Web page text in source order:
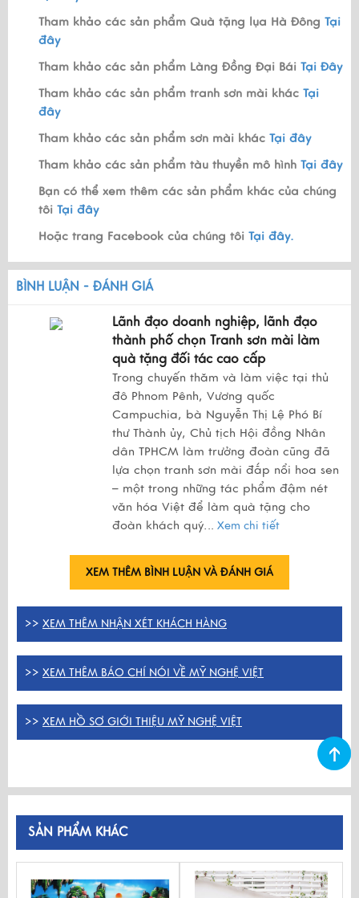
Tham khảo các sản phẩm Quà tặng lụa Hà Đông Tại
đây
Tham khảo các sản phẩm Làng Đồng Đại Bái Tại Đây
Tham khảo các sản phẩm tranh sơn mài khác Tại
đây
Tham khảo các sản phẩm sơn mài khác Tại đây
Tham khảo các sản phẩm tàu thuyền mô hình Tại đây
Bạn có thể xem thêm các sản phẩm khác của chúng
tôi Tại đây
Hoặc trang Facebook của chúng tôi Tại đây.
BÌNH LUẬN - ĐÁNH GIÁ
Lãnh đạo doanh nghiệp, lãnh đạo
thành phố chọn Tranh sơn mài làm
quà tặng đối tác cao cấp
Trong chuyến thăm và làm việc tại thủ
đô Phnom Pênh, Vương quốc
Campuchia, bà Nguyễn Thị Lệ Phó Bí
thư Thành ủy, Chủ tịch Hội đồng Nhân
dân TPHCM làm trưởng đoàn cũng đã
lựa chọn tranh sơn mài đắp nổi hoa sen
– một trong những tác phẩm đậm nét
văn hóa Việt để làm quà tặng cho
đoàn khách quý... Xem chi tiết
XEM THÊM BÌNH LUẬN VÀ ĐÁNH GIÁ
>> XEM THÊM NHẬN XÉT KHÁCH HÀNG
>> XEM THÊM BÁO CHÍ NÓI VỀ MỸ NGHỆ VIỆT
>> XEM HỒ SƠ GIỚI THIỆU MỸ NGHỆ VIỆT
SẢN PHẨM KHÁC